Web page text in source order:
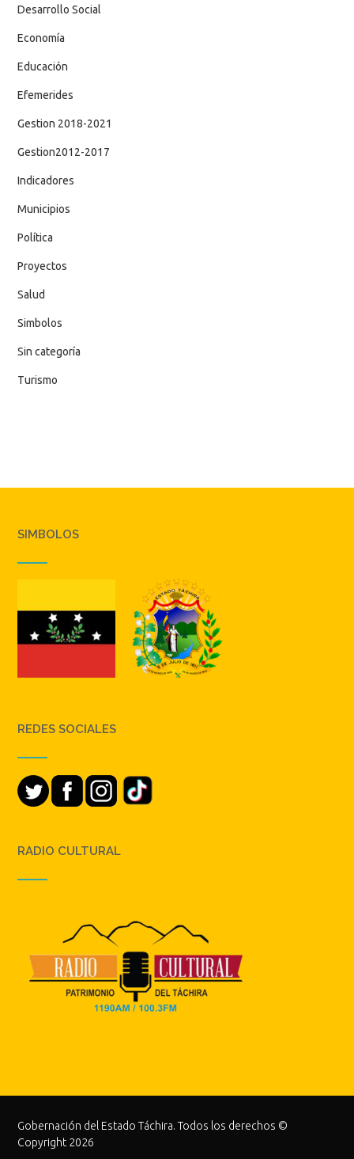
Desarrollo Social
Economía
Educación
Efemerides
Gestion 2018-2021
Gestion2012-2017
Indicadores
Municipios
Política
Proyectos
Salud
Simbolos
Sin categoría
Turismo
SIMBOLOS
REDES SOCIALES
RADIO CULTURAL
Gobernación del Estado Táchira. Todos los derechos ©
Copyright 2026